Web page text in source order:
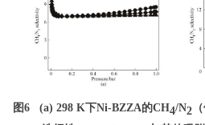
图6 (a) 298 K下Ni-BZZA的CH4/N2（